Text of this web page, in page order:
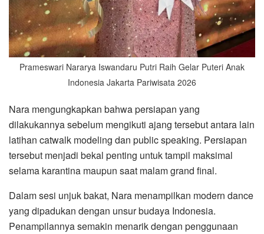
Prameswari Nararya Iswandaru Putri Raih Gelar Puteri Anak
Indonesia Jakarta Pariwisata 2026
Nara mengungkapkan bahwa persiapan yang
dilakukannya sebelum mengikuti ajang tersebut antara lain
latihan catwalk modeling dan public speaking. Persiapan
tersebut menjadi bekal penting untuk tampil maksimal
selama karantina maupun saat malam grand final.
Dalam sesi unjuk bakat, Nara menampilkan modern dance
yang dipadukan dengan unsur budaya Indonesia.
Penampilannya semakin menarik dengan penggunaan